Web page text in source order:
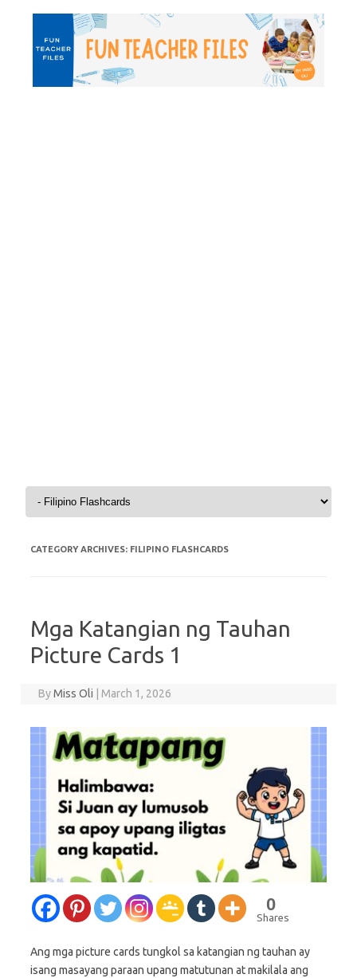
Skip to content
CATEGORY ARCHIVES: FILIPINO FLASHCARDS
Mga Katangian ng Tauhan
Picture Cards 1
ByMiss Oli | March 1, 2026
0
Shares
Ang mga picture cards tungkol sa katangian ng tauhan ay
isang masayang paraan upang matutunan at makilala ang